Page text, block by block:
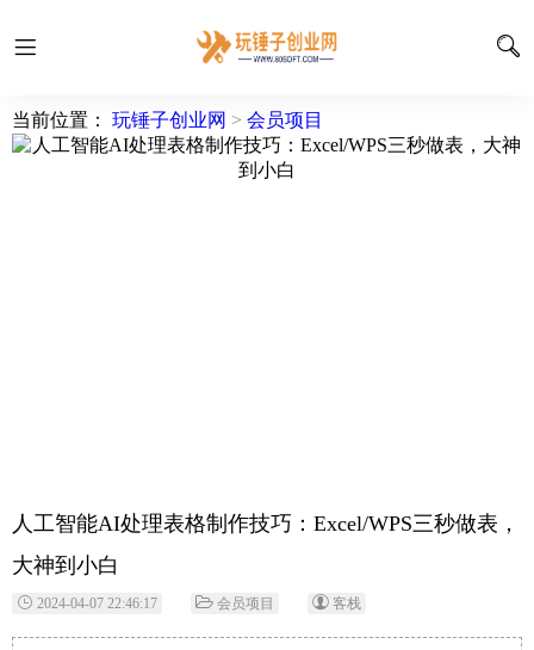
当前位置： 玩锤子创业网 > 会员项目
人工智能AI处理表格制作技巧：Excel/WPS三秒做表，
大神到小白
2024-04-07 22:46:17 会员项目 客栈